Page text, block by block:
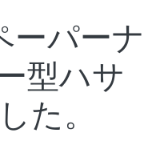
ーパーナ
型ハサ
た。